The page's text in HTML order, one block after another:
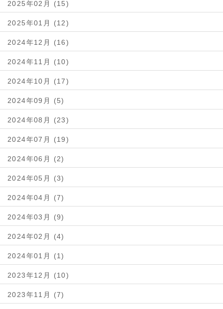
2025年02月 (15)
2025年01月 (12)
2024年12月 (16)
2024年11月 (10)
2024年10月 (17)
2024年09月 (5)
2024年08月 (23)
2024年07月 (19)
2024年06月 (2)
2024年05月 (3)
2024年04月 (7)
2024年03月 (9)
2024年02月 (4)
2024年01月 (1)
2023年12月 (10)
2023年11月 (7)